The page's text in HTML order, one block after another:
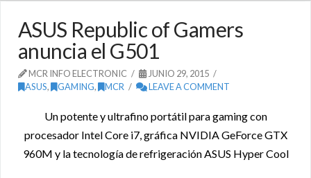
ASUS Republic of Gamers
anuncia el G501
MCR INFO ELECTRONIC
JUNIO 29, 2015
ASUS, GAMING, MCR LEAVE A COMMENT
Un potente y ultrafino portátil para gaming con
procesador Intel Core i7, gráfica NVIDIA GeForce GTX
960M y la tecnología de refrigeración ASUS Hyper Cool